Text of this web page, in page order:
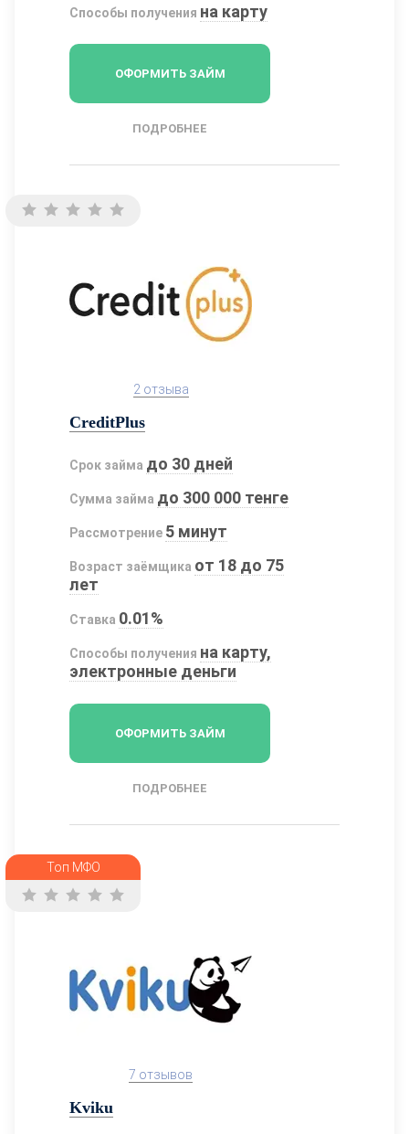
Способы получения на карту
ОФОРМИТЬ ЗАЙМ
ПОДРОБНЕЕ
2 отзыва
CreditPlus
Срок займа до 30 дней
Сумма займа до 300 000 тенге
Рассмотрение 5 минут
Возраст заёмщика от 18 до 75
лет
Ставка 0.01%
Способы получения на карту,
электронные деньги
ОФОРМИТЬ ЗАЙМ
ПОДРОБНЕЕ
Топ МФО
7 отзывов
Kviku